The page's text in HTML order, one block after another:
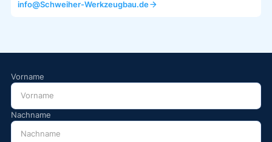
info@Schweiher-Werkzeugbau.de
Vorname
Nachname